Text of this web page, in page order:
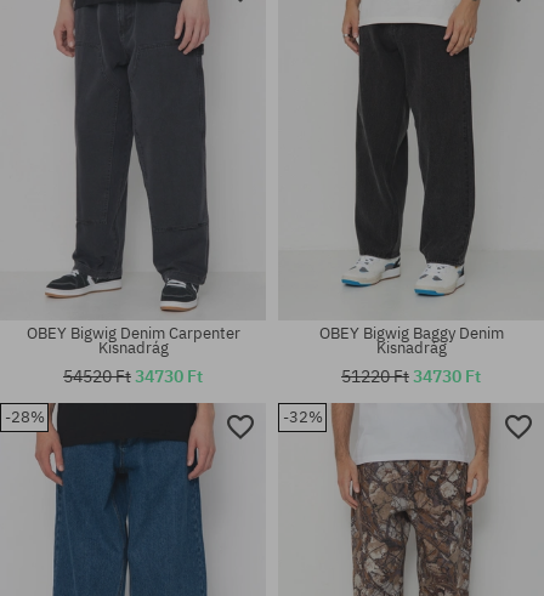
Elérhető méretek:
Elérhető méretek:
Elérhető méretek:
S; M; L; XL
Elérhető méretek:
31; 32; 34
OBEY Bigwig Denim Carpenter
Kisnadrág
54520 Ft34730 Ft
OBEY Bigwig Baggy Denim
Kisnadrág
51220 Ft34730 Ft
-28% -32%